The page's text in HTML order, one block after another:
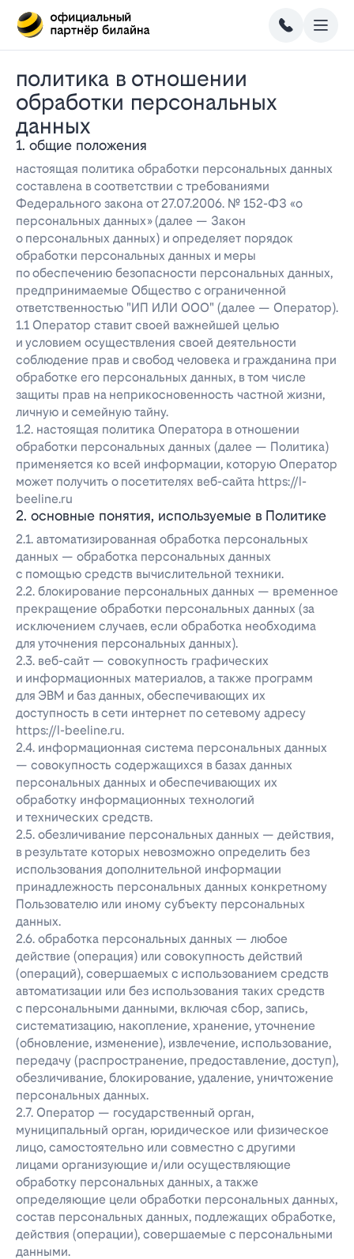
политика в отношении
обработки персональных
данных
1. общие положения
настоящая политика обработки персональных данных
составлена в соответствии с требованиями
Федерального закона от 27.07.2006. № 152-ФЗ «о
персональных данных» (далее — Закон
о персональных данных) и определяет порядок
обработки персональных данных и меры
по обеспечению безопасности персональных данных,
предпринимаемые Общество с ограниченной
ответственностью "ИП ИЛИ ООО" (далее — Оператор).
1.1 Оператор ставит своей важнейшей целью
и условием осуществления своей деятельности
соблюдение прав и свобод человека и гражданина при
обработке его персональных данных, в том числе
защиты прав на неприкосновенность частной жизни,
личную и семейную тайну.
1.2. настоящая политика Оператора в отношении
обработки персональных данных (далее — Политика)
применяется ко всей информации, которую Оператор
может получить о посетителях веб-сайта https://l-
beeline.ru
2. основные понятия, используемые в Политике
2.1. автоматизированная обработка персональных
данных — обработка персональных данных
с помощью средств вычислительной техники.
2.2. блокирование персональных данных — временное
прекращение обработки персональных данных (за
исключением случаев, если обработка необходима
для уточнения персональных данных).
2.3. веб-сайт — совокупность графических
и информационных материалов, а также программ
для ЭВМ и баз данных, обеспечивающих их
доступность в сети интернет по сетевому адресу
https://l-beeline.ru.
2.4. информационная система персональных данных
— совокупность содержащихся в базах данных
персональных данных и обеспечивающих их
обработку информационных технологий
и технических средств.
2.5. обезличивание персональных данных — действия,
в результате которых невозможно определить без
использования дополнительной информации
принадлежность персональных данных конкретному
Пользователю или иному субъекту персональных
данных.
2.6. обработка персональных данных — любое
действие (операция) или совокупность действий
(операций), совершаемых с использованием средств
автоматизации или без использования таких средств
с персональными данными, включая сбор, запись,
систематизацию, накопление, хранение, уточнение
(обновление, изменение), извлечение, использование,
передачу (распространение, предоставление, доступ),
обезличивание, блокирование, удаление, уничтожение
персональных данных.
2.7. Оператор — государственный орган,
муниципальный орган, юридическое или физическое
лицо, самостоятельно или совместно с другими
лицами организующие и/или осуществляющие
обработку персональных данных, а также
определяющие цели обработки персональных данных,
состав персональных данных, подлежащих обработке,
действия (операции), совершаемые с персональными
данными.